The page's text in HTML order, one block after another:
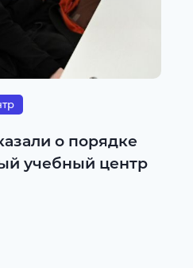
о порядке
учебный центр